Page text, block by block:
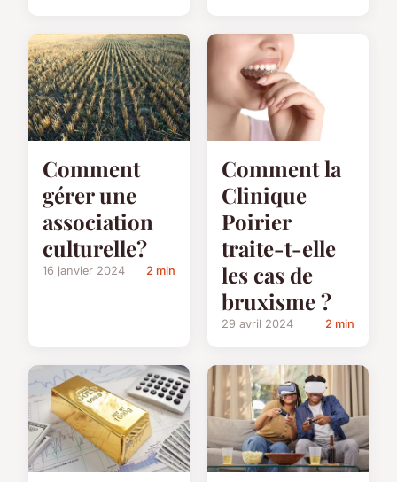
Comment
gérer une
association
culturelle?
16 janvier 2024 2 min
Comment la
Clinique
Poirier
traite-t-elle
les cas de
bruxisme ?
29 avril 2024 2 min